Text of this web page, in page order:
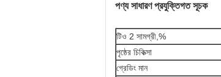
পণ্য সাধারণ প্রযুক্তিগত সূচক
টিও 2 সামগ্রী,%
পৃষ্ঠের চিকিত্সা
গ্রেডিং মান